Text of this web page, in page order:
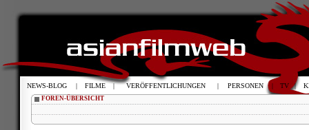
FOREN-ÜBERSICHT
NEWS-BLOG | FILME | VERÖFFENTLICHUNGEN | PERSONEN | TV |